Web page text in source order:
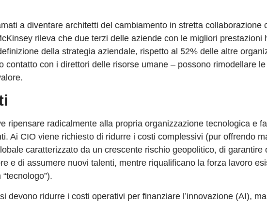
a diventare architetti del cambiamento in stretta collaborazione
rileva che due terzi delle aziende con le migliori prestazioni
della strategia aziendale, rispetto al 52% delle altre
contatto con i direttori delle risorse umane – possono rimodellare
ripensare radicalmente alla propria organizzazione tecnologica e
Ai CIO viene richiesto di ridurre i costi complessivi (pur offrendo
caratterizzato da un crescente rischio geopolitico, di garantire
e di assumere nuovi talenti, mentre riqualificano la forza lavoro
devono ridurre i costi operativi per finanziare l’innovazione (AI), ma